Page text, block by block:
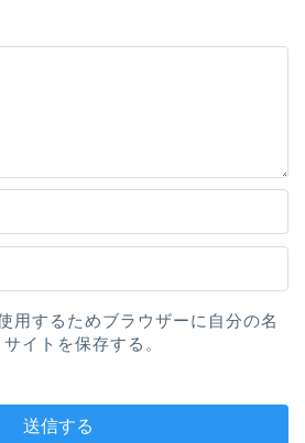
用するためブラウザーに自分の名
イトを保存する。